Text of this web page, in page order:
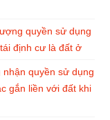
quyền sử dụng
định cư là đất ở
quyền sử dụng
gắn liền với đất khi